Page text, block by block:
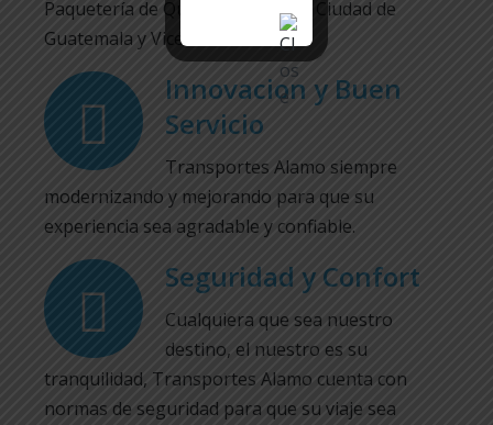
Paquetería de Quetzaltenango a Ciudad de
Guatemala y Viceversa
Innovacion y Buen
Servicio
Transportes Alamo siempre
modernizando y mejorando para que su
experiencia sea agradable y confiable.
Seguridad y Confort
Cualquiera que sea nuestro
destino, el nuestro es su
tranquilidad, Transportes Alamo cuenta con
normas de seguridad para que su viaje sea